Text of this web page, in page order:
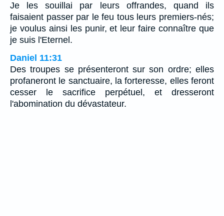
Je les souillai par leurs offrandes, quand ils
faisaient passer par le feu tous leurs premiers-nés;
je voulus ainsi les punir, et leur faire connaître que
je suis l'Eternel.
Daniel 11:31
Des troupes se présenteront sur son ordre; elles
profaneront le sanctuaire, la forteresse, elles feront
cesser le sacrifice perpétuel, et dresseront
l'abomination du dévastateur.